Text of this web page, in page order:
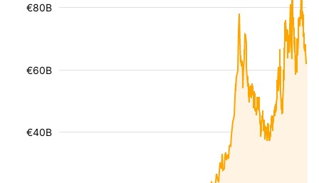
€40B
€60B
€80B